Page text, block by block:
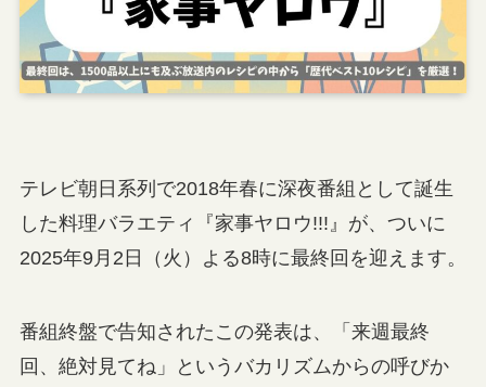
テレビ朝日系列で2018年春に深夜番組として誕生
した料理バラエティ『家事ヤロウ!!!』が、ついに
2025年9月2日（火）よる8時に最終回を迎えます。
番組終盤で告知されたこの発表は、「来週最終
回、絶対見てね」というバカリズムからの呼びか